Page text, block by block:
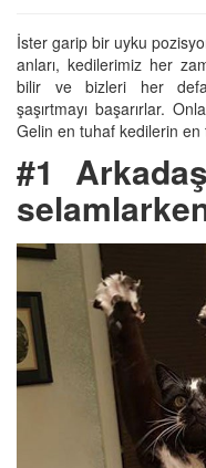
İster garip bir uyku
anları, kedilerimiz her
bilir ve bizleri her
şaşırtmayı başarırlar.
Gelin en tuhaf kedilerin en
#1